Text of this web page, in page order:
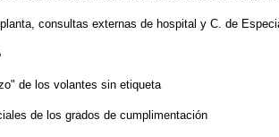
consultas externas de hospital y C. de
de los volantes sin etiqueta
de los grados de cumplimentación